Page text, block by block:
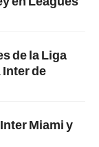
de la Liga
Inter de
Miami y